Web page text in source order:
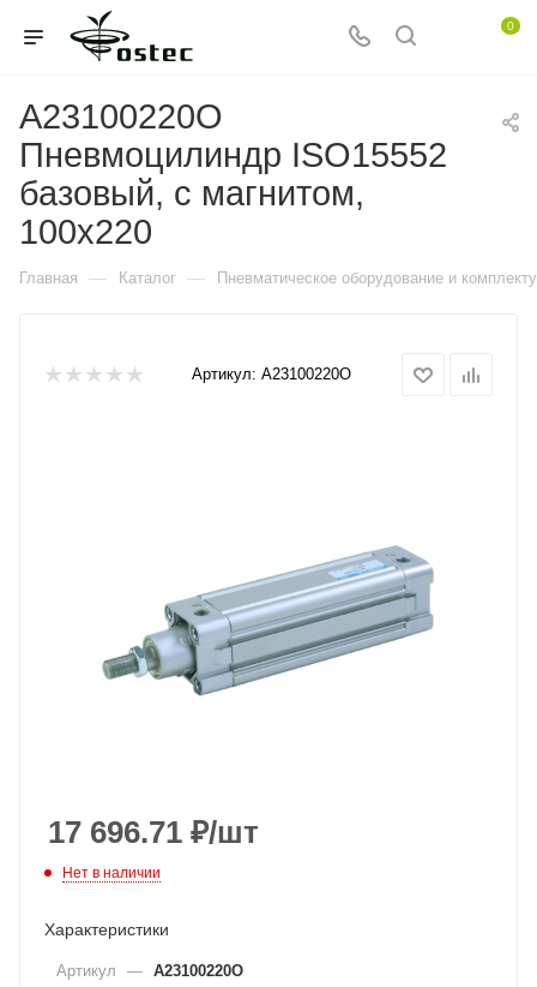
0
A23100220O
Пневмоцилиндр ISO15552
базовый, с магнитом,
100x220
Главная — Каталог — Пневматическое оборудование и
Артикул: A23100220O
17 696.71 ₽/шт
Нет в наличии
Характеристики
Артикул — A23100220O